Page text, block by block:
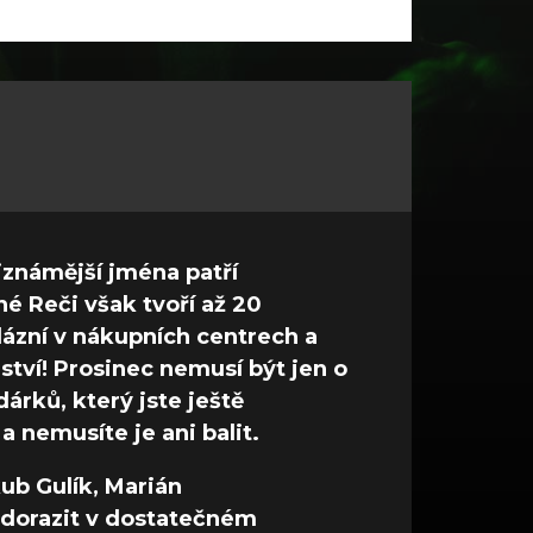
jména patří
Reči však tvoří až 20
v nákupních centrech a
Prosinec nemusí být jen o
který jste ještě
nemusíte je ani balit.
Gulík, Marián
dorazit v dostatečném